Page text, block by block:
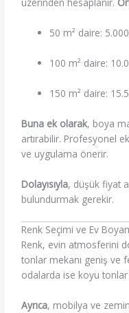
50 m² daire:
100 m² daire:
150 m² daire:
Buna ek olarak, boya
artırabilir. Profesyonel
ve uygulama önerir.
Dolayısıyla, düşük fiyat
bulundurmak gerekir.
Renk Seçimi ve Ev
Renk, evin atmosferini
tonlar mekanı geniş ve
odalarda ise koyu
Ayrıca, mobilya ve